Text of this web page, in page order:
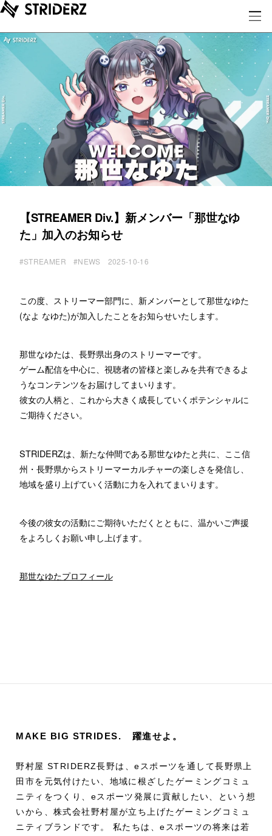
【STREAMER Div.】新メンバー「那世なゆ
た」加入のお知らせ
#STREAMER #NEWS 2025-10-16
この度、ストリーマー部門に、新メンバーとして那世なゆた
(なよ なゆた)が加入したことをお知らせいたします。
那世なゆたは、長野県出身のストリーマーです。
ゲーム配信を中心に、視聴者の皆様と楽しみを共有できるよ
うなコンテンツをお届けしてまいります。
彼女の人柄と、これから大きく成長していくポテンシャルに
ご期待ください。
STRIDERZは、新たな仲間である那世なゆたと共に、ここ信
州・長野県からストリーマーカルチャーの楽しさを発信し、
地域を盛り上げていく活動に力を入れてまいります。
今後の彼女の活動にご期待いただくとともに、温かいご声援
をよろしくお願い申し上げます。
那世なゆたプロフィール
MAKE BIG STRIDES. 躍進せよ。
野村屋 STRIDERZ長野は、eスポーツを通して長野県上
田市を元気付けたい、地域に根ざしたゲーミングコミュ
ニティをつくり、eスポーツ発展に貢献したい、という想
いから、株式会社野村屋が立ち上げたゲーミングコミュ
ニティブランドです。
私たちは、eスポーツの将来は若